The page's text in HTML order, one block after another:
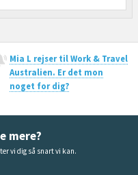
Mia L rejser til Work & Travel
Australien. Er det mon
noget for dig?
mere?
vi dig så snart vi kan.